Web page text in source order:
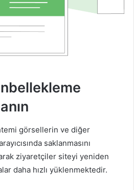
görsellerin ve diğer
saklanmasını
ziyaretçiler siteyi yeniden
daha hızlı yüklenmektedir.